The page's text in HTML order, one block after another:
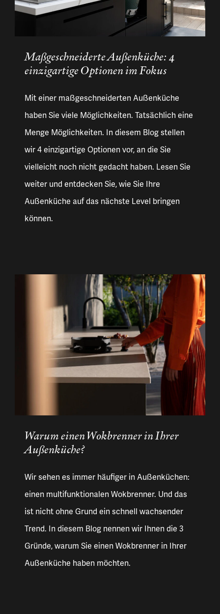
Maßgeschneiderte Außenküche: 4
einzigartige Optionen im Fokus
Mit einer maßgeschneiderten Außenküche
haben Sie viele Möglichkeiten. Tatsächlich eine
Menge Möglichkeiten. In diesem Blog stellen
wir 4 einzigartige Optionen vor, an die Sie
vielleicht noch nicht gedacht haben. Lesen Sie
weiter und entdecken Sie, wie Sie Ihre
Außenküche auf das nächste Level bringen
können.
Warum einen Wokbrenner in Ihrer
Außenküche?
Wir sehen es immer häufiger in Außenküchen:
einen multifunktionalen Wokbrenner. Und das
ist nicht ohne Grund ein schnell wachsender
Trend. In diesem Blog nennen wir Ihnen die 3
Gründe, warum Sie einen Wokbrenner in Ihrer
Außenküche haben möchten.